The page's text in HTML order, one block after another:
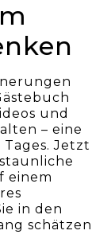
und
– eine
Jetzt
einem
in den
schätzen